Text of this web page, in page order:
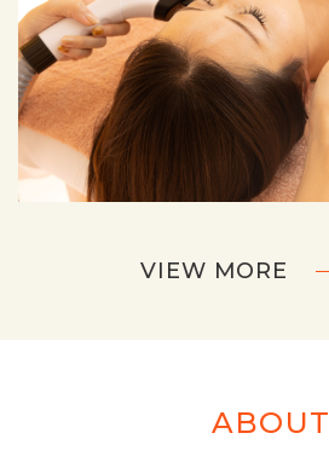
VIEW MORE
ABOUT